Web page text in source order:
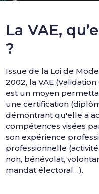
La VAE,
?
Issue de la Loi de
2002, la VAE
est un moyen
une certification
démontrant qu'elle a
compétences visées
son expérience
professionnelle
non, bénévolat,
mandat électoral…).